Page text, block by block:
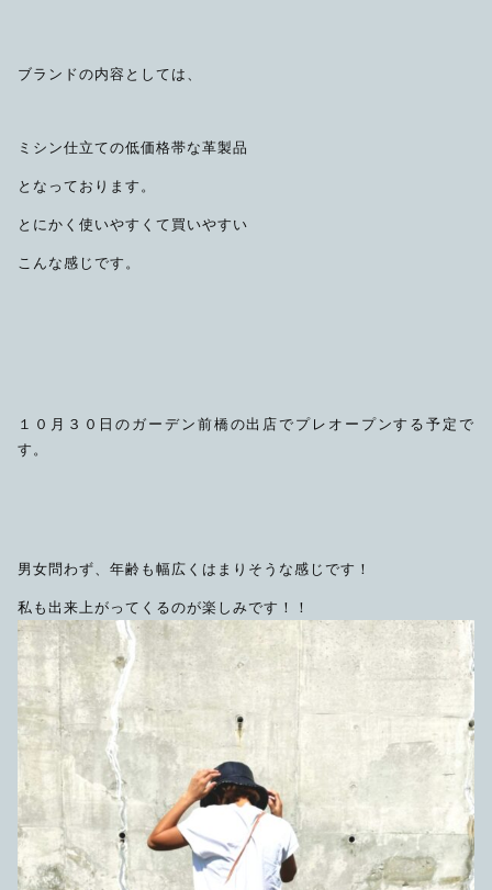
ブランドの内容としては、
ミシン仕立ての低価格帯な革製品
となっております。
とにかく使いやすくて買いやすい
こんな感じです。
１０月３０日のガーデン前橋の出店でプレオープンする予定で
す。
男女問わず、年齢も幅広くはまりそうな感じです！
私も出来上がってくるのが楽しみです！！